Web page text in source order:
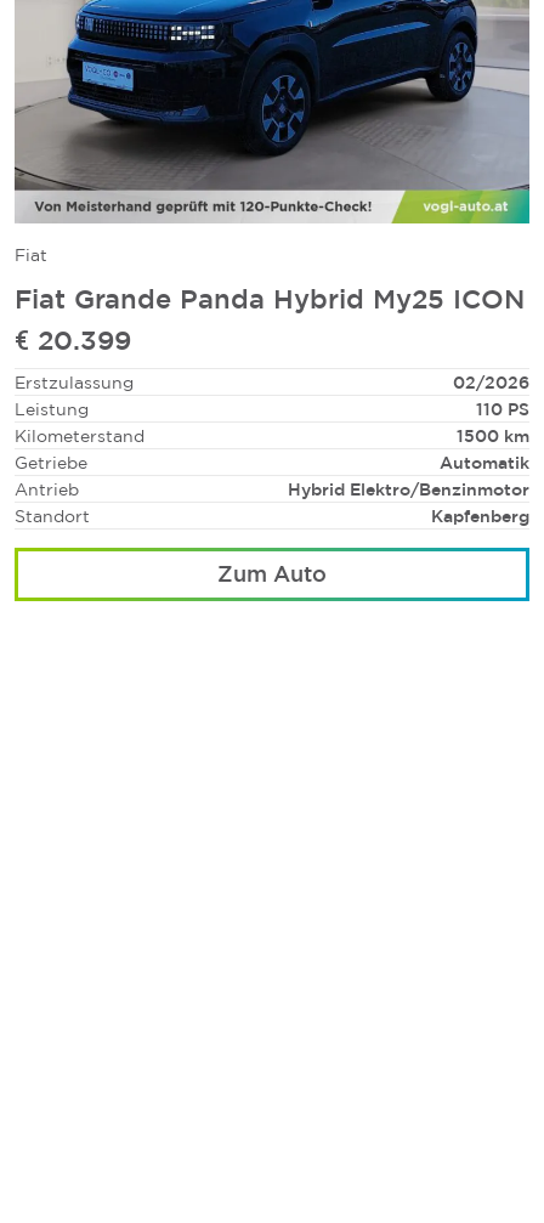
Fiat
Fiat Grande Panda Hybrid My25 ICON
€ 20.399
Erstzulassung
02/2026
Leistung
110 PS
Kilometerstand
1500 km
Getriebe
Automatik
Antrieb
Hybrid Elektro/Benzinmotor
Standort
Kapfenberg
Zum Auto